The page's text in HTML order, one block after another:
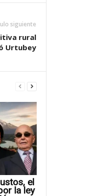
siguiente
rural
Urtubey
el
la ley